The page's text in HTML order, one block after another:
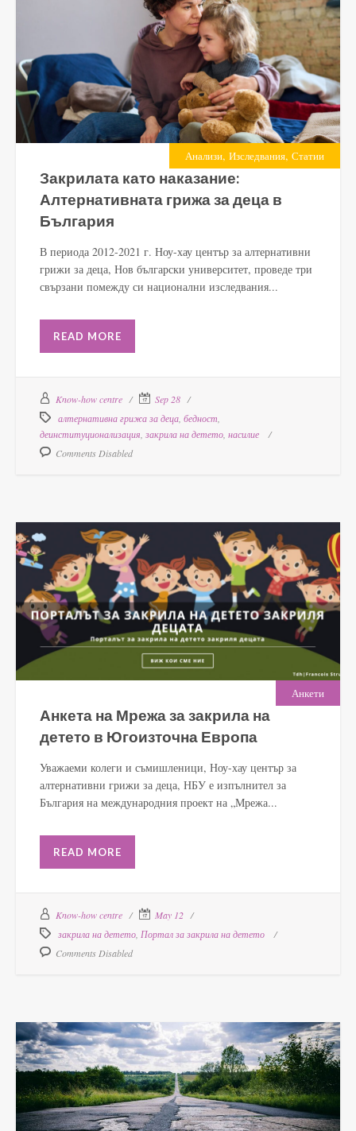
Анализи, Изследвания, Статии
Закрилата като наказание:
Алтернативната грижа за деца в
България
В периода 2012-2021 г. Ноу-хау център за алтернативни
грижи за деца, Нов български университет, проведе три
свързани помежду си национални изследвания...
READ MORE
Know-how centre
Sep 28
алтернативна грижа за деца бедност
деинституционализация закрила на детето насилие
Comments Disabled
Анкети
Анкета на Мрежа за закрила на
детето в Югоизточна Европа
Уважаеми колеги и съмишленици, Ноу-хау център за
алтернативни грижи за деца, НБУ е изпълнител за
България на международния проект на „Мрежа...
READ MORE
Know-how centre
May 12
закрила на детето Портал за закрила на детето
Comments Disabled